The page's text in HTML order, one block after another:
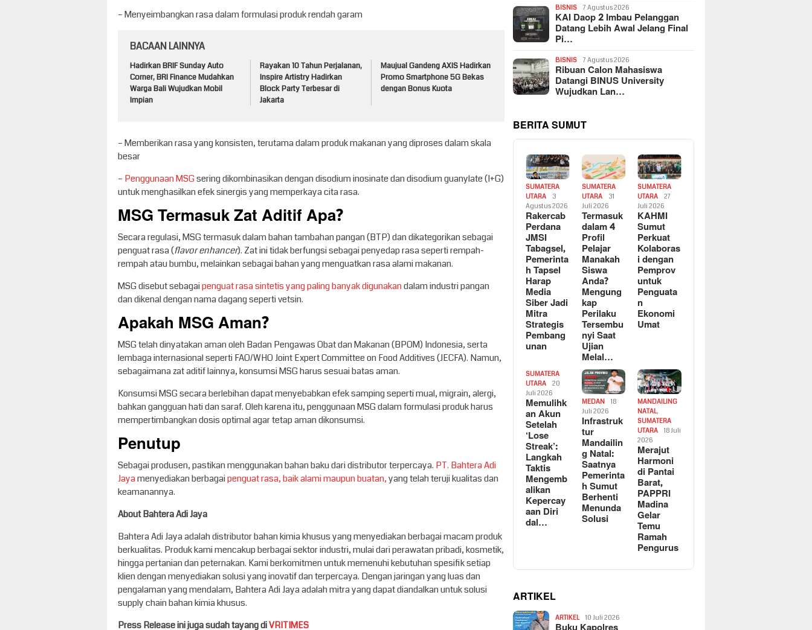
– Menyeimbangkan rasa dalam formulasi produk rendah garam
BACAAN LAINNYA
Hadirkan BRIF Sunday Auto
Corner, BRI Finance Mudahkan
Warga Bali Wujudkan Mobil
Impian
Rayakan 10 Tahun Perjalanan,
Inspire Artistry Hadirkan
Block Party Terbesar di
Jakarta
Maujual Gandeng AXIS Hadirkan
Promo Smartphone 5G Bekas
dengan Bonus Kuota
– Memberikan rasa yang konsisten, terutama dalam produk makanan yang diproses dalam skala
besar
– Penggunaan MSGsering dikombinasikan dengan disodium inosinate dan disodium guanylate (I+G)
untuk menghasilkan efek sinergis yang memperkaya cita rasa.
MSG Termasuk Zat Aditif Apa?
Secara regulasi, MSG termasuk dalam bahan tambahan pangan (BTP) dan dikategorikan sebagai
penguat rasa (flavor enhancer). Zat ini tidak berfungsi sebagai penyedap rasa seperti rempah-
rempah atau bumbu, melainkan sebagai bahan yang menguatkan rasa alami makanan.
MSG disebut sebagaipenguat rasa sintetis yang paling banyak digunakandalam industri pangan
dan dikenal dengan nama dagang seperti vetsin.
Apakah MSG Aman?
MSG telah dinyatakan aman oleh Badan Pengawas Obat dan Makanan (BPOM) Indonesia, serta
lembaga internasional seperti FAO/WHO Joint Expert Committee on Food Additives (JECFA). Namun,
sebagaimana zat aditif lainnya, konsumsi MSG harus sesuai batas aman.
Konsumsi MSG secara berlebihan dapat menyebabkan efek samping seperti mual, migrain, alergi,
bahkan gangguan hati dan saraf. Oleh karena itu, penggunaan MSG dalam formulasi produk harus
mempertimbangkan dosis optimal agar tetap aman dikonsumsi.
Penutup
Sebagai produsen, pastikan menggunakan bahan baku dari distributor terpercaya. PT. Bahtera Adi
Jayamenyediakan berbagaipenguat rasa, baik alami maupun buatan,yang telah teruji kualitas dan
keamanannya.
About Bahtera Adi Jaya
Bahtera Adi Jaya adalah distributor bahan kimia khusus yang menyediakan berbagai macam produk
berkualitas. Produk kami mencakup berbagai sektor industri, mulai dari perawatan pribadi, kosmetik,
hingga pertanian dan peternakan. Kami berkomitmen untuk memenuhi kebutuhan spesifik setiap
klien dengan menyediakan solusi yang inovatif dan terpercaya. Dengan jaringan yang luas dan
pengalaman yang mendalam, Bahtera Adi Jaya adalah mitra yang dapat diandalkan untuk solusi
supply chain bahan kimia khusus.
Press Release ini juga sudah tayang diVRITIMES
BISNIS 7 Agustus 2026
KAI Daop 2 Imbau Pelanggan
Datang Lebih Awal Jelang Final
Pi…
BISNIS 7 Agustus 2026
Ribuan Calon Mahasiswa
Datangi BINUS University
Wujudkan Lan…
BERITA SUMUT
SUMATERA
UTARA
3
Agustus 2026
Rakercab
Perdana
JMSI
Tabagsel,
Pemerinta
h Tapsel
Harap
Media
Siber Jadi
Mitra
Strategis
Pembang
unan
SUMATERA
UTARA
31
Juli 2026
Termasuk
dalam 4
Profil
Pelajar
Manakah
Siswa
Anda?
Mengung
kap
Perilaku
Tersembu
nyi Saat
Ujian
Melal…
SUMATERA
UTARA
27
Juli 2026
KAHMI
Sumut
Perkuat
Kolaboras
i dengan
Pemprov
untuk
Penguata
n
Ekonomi
Umat
SUMATERA
UTARA
20
Juli 2026
Memulihk
an Akun
Setelah
‘Lose
Streak’:
Langkah
Taktis
Mengemb
alikan
Kepercay
aan Diri
dal…
MEDAN
18
Juli 2026
Infrastruk
tur
Mandailin
g Natal:
Saatnya
Pemerinta
h Sumut
Berhenti
Menunda
Solusi
MANDAILING
NATAL,
SUMATERA
UTARA
18 Juli
2026
Merajut
Harmoni
di Pantai
Barat,
PAPPRI
Madina
Gelar
Temu
Ramah
Pengurus
ARTIKEL
ARTIKEL 10 Juli 2026